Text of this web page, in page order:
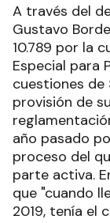
A través del
Gustavo
10.789 por la
Especial para
cuestiones de
provisión de
año pasado
proceso del
parte activa.
que "cuando
2019, tenía el